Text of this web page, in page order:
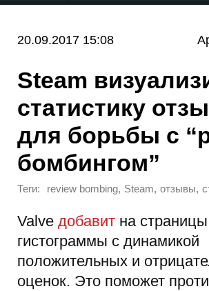
20.09.2017 15:08
Steam
статистику
для борьбы с
бомбингом”
Теги: review bombing, Steam, отзывы,
Valve добавит на
гистограммы с динамикой
положительных и
оценок. Это поможет